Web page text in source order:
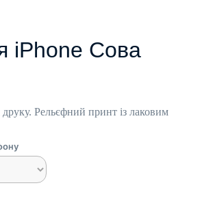
iPhone Сова
друку. Рельєфний принт із лаковим